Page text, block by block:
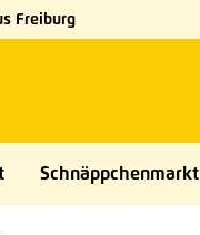
Freiburg
Schnäppchenmarkt